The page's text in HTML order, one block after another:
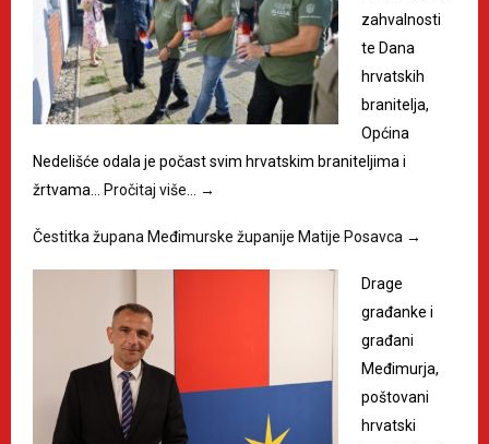
zahvalnosti
te Dana
hrvatskih
branitelja,
Općina
Nedelišće odala je počast svim hrvatskim braniteljima i
žrtvama… Pročitaj više… →
Čestitka župana Međimurske županije Matije Posavca →
Drage
građanke i
građani
Međimurja,
poštovani
hrvatski